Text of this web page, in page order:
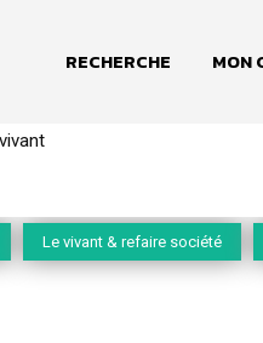
RECHERCHE MON
2026)
Le vivant & refaire société